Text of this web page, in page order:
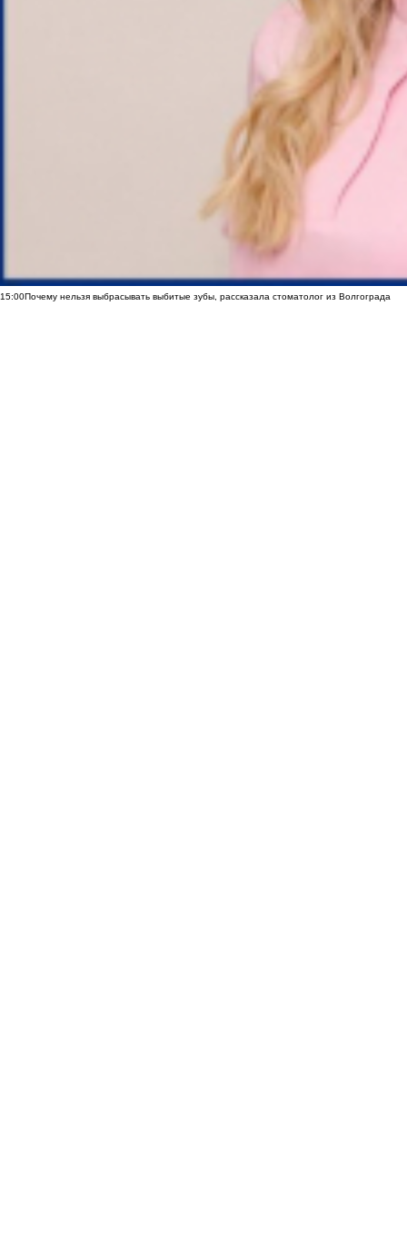
15:00Почему нельзя выбрасывать выбитые зубы, рассказала стоматолог из Волгограда